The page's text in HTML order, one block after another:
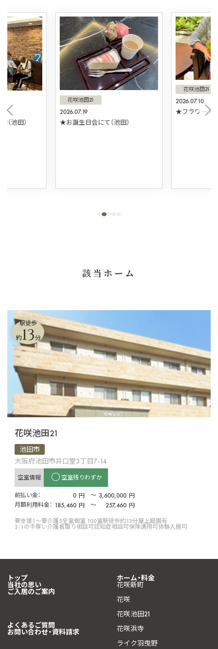
池田）
2026.07.19
花咲池田21
★お誕生日会にて（池田）
2026.07.10
花咲池田21
★フラワーアレ
該当ホーム
駅徒歩
約13分
花咲池田21
池田市
大阪府池田市井口堂3丁目7-14
空室情報 空室残りわずか
前払い金： 0 円 〜 3,600,000 円
月額利用料金： 185,460 円 〜 257,460 円
要支援1〜要介護5全室個室 100室駅徒歩約13分屋上庭園有
3：1の手厚い介護看取り相談可認知症相談可保険適用可体験入居可
トップ
当社の思い
ご入居のご案内
ホーム・料金
花咲新町
花咲
花咲池田21
花咲浜寺
ライク羽曳野
よくあるご質問
お問い合わせ・資料請求